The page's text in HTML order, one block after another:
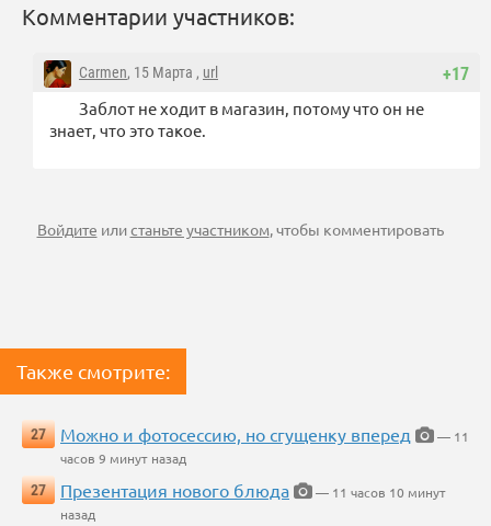
Комментарии участников:
+17
Carmen, 15 Марта , url
Заблот не ходит в магазин, потому что он не
знает, что это такое.
Войдите илистаньте участником, чтобы комментировать
Также смотрите:
27 Можно и фотосессию, но сгущенку вперед
— 11
часов 9 минут назад
27
Презентация нового блюда
— 11 часов 10 минут
назад